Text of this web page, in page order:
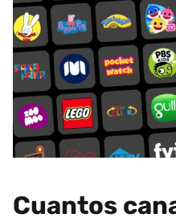
Cuantos